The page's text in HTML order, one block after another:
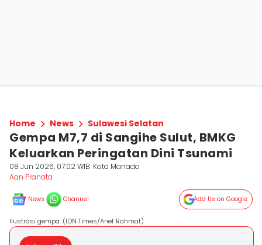
Home News Sulawesi Selatan
Gempa M7,7 di Sangihe Sulut, BMKG
Keluarkan Peringatan Dini Tsunami
08 Jun 2026, 07:02 WIB Kota Manado
Aan Pranata
News Channel Add Us on Google
Ilustrasi gempa. (IDN Times/Arief Rahmat)